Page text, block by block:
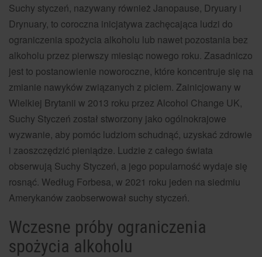
Suchy styczeń, nazywany również Janopause, Dryuary i
Drynuary, to coroczna inicjatywa zachęcająca ludzi do
ograniczenia spożycia alkoholu lub nawet pozostania bez
alkoholu przez pierwszy miesiąc nowego roku. Zasadniczo
jest to postanowienie noworoczne, które koncentruje się na
zmianie nawyków związanych z piciem. Zainicjowany w
Wielkiej Brytanii w 2013 roku przez Alcohol Change UK,
Suchy Styczeń został stworzony jako ogólnokrajowe
wyzwanie, aby pomóc ludziom schudnąć, uzyskać zdrowie
i zaoszczędzić pieniądze. Ludzie z całego świata
obserwują Suchy Styczeń, a jego popularność wydaje się
rosnąć. Według Forbesa, w 2021 roku jeden na siedmiu
Amerykanów zaobserwował suchy styczeń.
Wczesne próby ograniczenia
spożycia alkoholu